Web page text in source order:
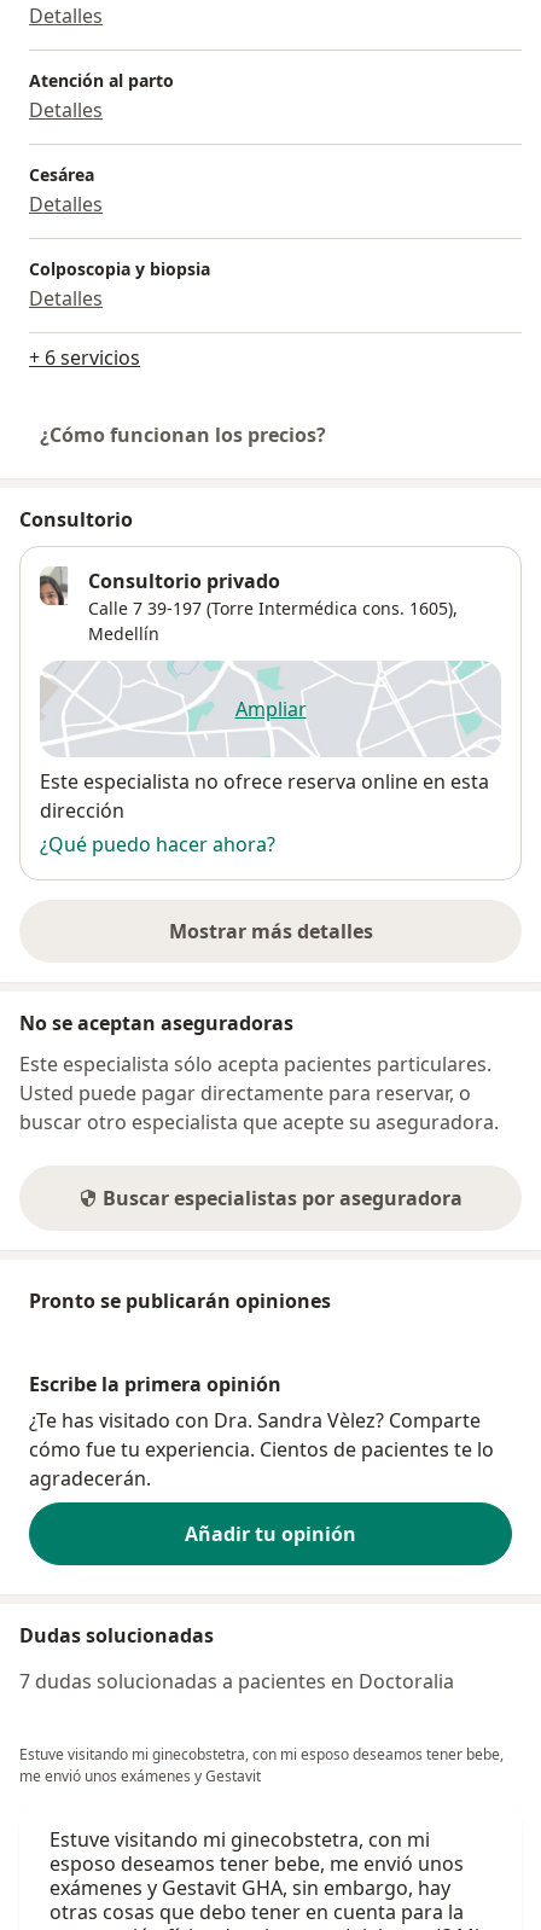
Detalles
Atención al parto
Detalles
Cesárea
Detalles
Colposcopia y biopsia
Detalles
+ 6 servicios
¿Cómo funcionan los precios?
Consultorio
Consultorio privado
Calle 7 39-197 (Torre Intermédica cons. 1605),
Medellín
Ampliarse abre en una nueva
Disponibilidad
Este especialista no ofrece reserva online en esta
dirección
¿Qué puedo hacer ahora?
Mostrar más detalles
sobre la dirección
No se aceptan aseguradoras
Este especialista sólo acepta pacientes particulares.
Usted puede pagar directamente para reservar, o
buscar otro especialista que acepte su aseguradora.
Buscar especialistas por aseguradora
Pronto se publicarán opiniones
Escribe la primera opinión
¿Te has visitado con Dra. Sandra Vèlez? Comparte
cómo fue tu experiencia. Cientos de pacientes te lo
agradecerán.
Añadir tu opinión
Dudas solucionadas
7 dudas solucionadas a pacientes en Doctoralia
Estuve visitando mi ginecobstetra, con mi esposo deseamos tener bebe,
me envió unos exámenes y Gestavit
Estuve visitando mi ginecobstetra, con mi
esposo deseamos tener bebe, me envió unos
exámenes y Gestavit GHA, sin embargo, hay
otras cosas que debo tener en cuenta para la